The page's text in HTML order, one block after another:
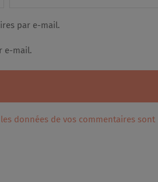
par e-mail.
e-mail.
données de vos commentaires sont